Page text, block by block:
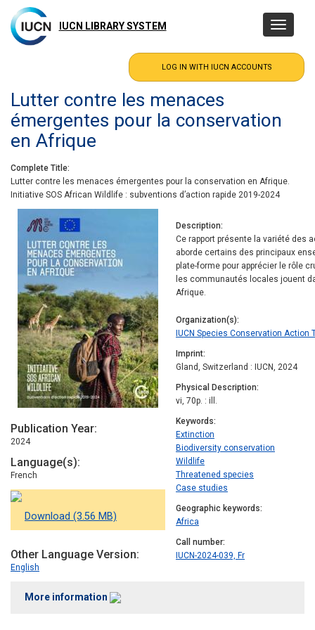
main
content
IUCN LIBRARY SYSTEM
Toggle
Lutter contre les menaces
émergentes pour la conservation
en Afrique
Complete Title
Lutter contre les menaces émergentes pour la conservation en Afrique.
Initiative SOS African Wildlife : subventions d’action rapide 2019-2024
Publication Year
2024
Language(s)
French
Download (3.56 MB)
Other Language Version
English
Description
Ce rapport présente la variété des
aborde certains des principaux
plate-forme pour apprécier le rôle
les communautés locales jouent
Afrique.
Organization(s)
IUCN Species Conservation Action
Imprint
Gland, Switzerland : IUCN, 2024
Physical Description
vi, 70p. : ill.
Keywords
Extinction
Biodiversity conservation
Wildlife
Threatened species
Case studies
Geographic keywords
Africa
Call number
IUCN-2024-039, Fr
More information